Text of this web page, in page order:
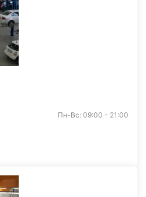
Пн-Вс: 09:00 - 21:00